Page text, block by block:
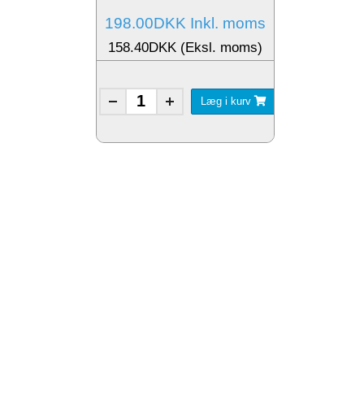
198.00DKK Inkl. moms
158.40DKK (Eksl. moms)
Læg i kurv